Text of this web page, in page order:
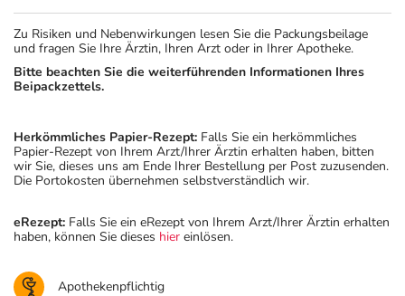
Zu Risiken und Nebenwirkungen lesen Sie die Packungsbeilage
und fragen Sie Ihre Ärztin, Ihren Arzt oder in Ihrer Apotheke.
Bitte beachten Sie die weiterführenden Informationen Ihres
Beipackzettels.
Herkömmliches Papier-Rezept: Falls Sie ein herkömmliches
Papier-Rezept von Ihrem Arzt/Ihrer Ärztin erhalten haben, bitten
wir Sie, dieses uns am Ende Ihrer Bestellung per Post zuzusenden.
Die Portokosten übernehmen selbstverständlich wir.
eRezept: Falls Sie ein eRezept von Ihrem Arzt/Ihrer Ärztin erhalten
haben, können Sie dieses hier einlösen.
Apothekenpflichtig